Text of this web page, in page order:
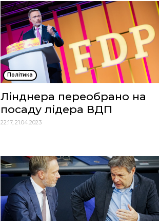
Політика
Лінднера переобрано на
посаду лідера ВДП
22:17, 21.04.2023